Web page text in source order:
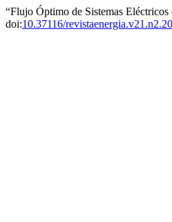
“Flujo Óptimo de Sistemas
doi:10.37116/